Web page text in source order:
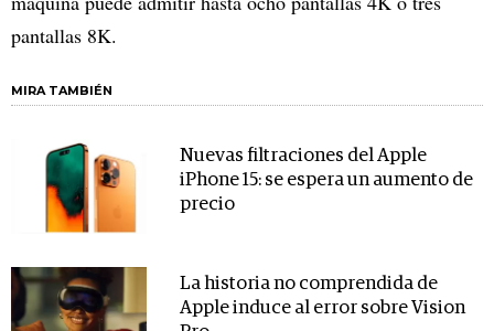
pantallas 8K.
MIRA TAMBIÉN
Nuevas filtraciones del Apple
iPhone 15: se espera un aumento de
precio
La historia no comprendida de
Apple induce al error sobre Vision